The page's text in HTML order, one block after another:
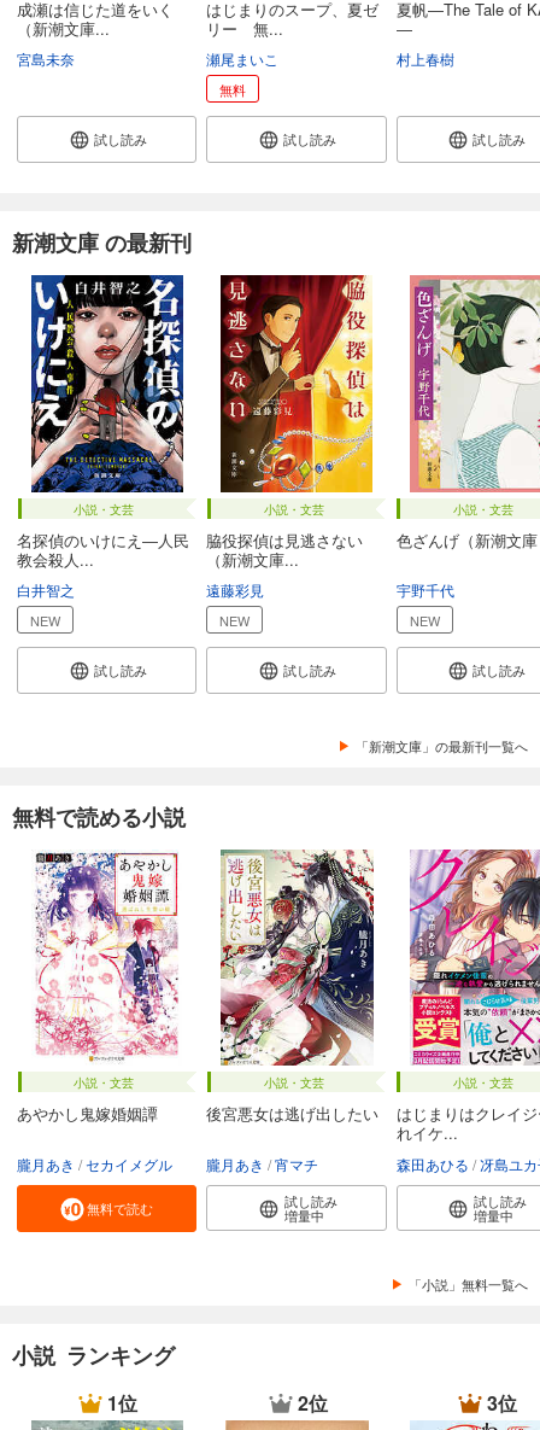
成瀬は信じた道をいく
（新潮文庫...
宮島未奈
試し読み
はじまりのスープ、夏ゼ
リー 無...
瀬尾まいこ
無料
試し読み
夏帆―The Tale of
―
村上春樹
試し読み
新潮文庫 の最新刊
小説・文芸
名探偵のいけにえ―人民
教会殺人...
白井智之
NEW
試し読み
小説・文芸
脇役探偵は見逃さない
（新潮文庫...
遠藤彩見
NEW
試し読み
小説・文芸
色ざんげ（新潮文
宇野千代
NEW
試し読み
「新潮文庫」の最新刊一覧へ
無料で読める小説
小説・文芸
あやかし鬼嫁婚姻譚
朧月あき セカイメグル
無料で読む
小説・文芸
後宮悪女は逃げ出したい
朧月あき 宵マチ
試し読み
増量中
小説・文芸
はじまりはクレイ
れイケ...
森田あひる 冴島ユ
試し読み
増量中
「小説」無料一覧へ
小説 ランキング
1位 2位 3位